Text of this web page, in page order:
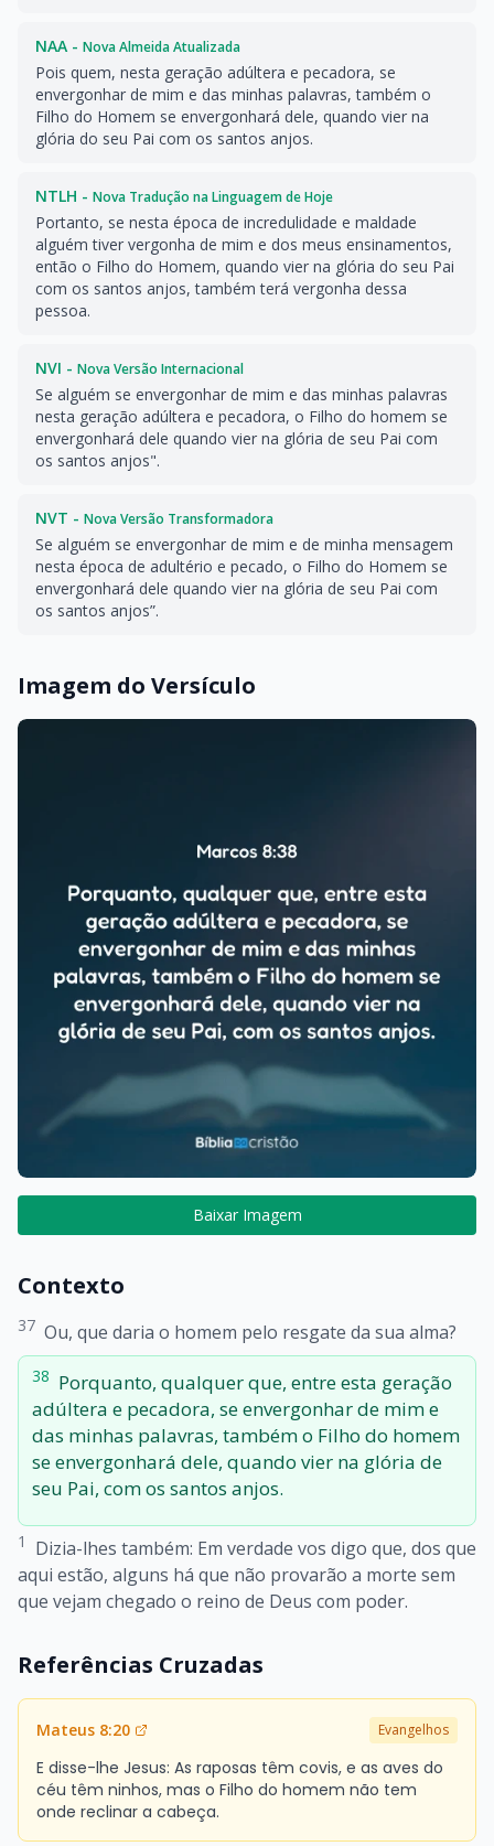
NAA - Nova Almeida Atualizada
Pois quem, nesta geração adúltera e pecadora, se
envergonhar de mim e das minhas palavras, também o
Filho do Homem se envergonhará dele, quando vier na
glória do seu Pai com os santos anjos.
NTLH - Nova Tradução na Linguagem de Hoje
Portanto, se nesta época de incredulidade e maldade
alguém tiver vergonha de mim e dos meus ensinamentos,
então o Filho do Homem, quando vier na glória do seu Pai
com os santos anjos, também terá vergonha dessa
pessoa.
NVI - Nova Versão Internacional
Se alguém se envergonhar de mim e das minhas palavras
nesta geração adúltera e pecadora, o Filho do homem se
envergonhará dele quando vier na glória de seu Pai com
os santos anjos".
NVT - Nova Versão Transformadora
Se alguém se envergonhar de mim e de minha mensagem
nesta época de adultério e pecado, o Filho do Homem se
envergonhará dele quando vier na glória de seu Pai com
os santos anjos”.
Imagem do Versículo
Baixar Imagem
Contexto
37 Ou, que daria o homem pelo resgate da sua alma?
38 Porquanto, qualquer que, entre esta geração
adúltera e pecadora, se envergonhar de mim e
das minhas palavras, também o Filho do homem
se envergonhará dele, quando vier na glória de
seu Pai, com os santos anjos.
1
Dizia-lhes também: Em verdade vos digo que, dos que
aqui estão, alguns há que não provarão a morte sem
que vejam chegado o reino de Deus com poder.
Referências Cruzadas
Mateus 8:20 Evangelhos
E disse-lhe Jesus: As raposas têm covis, e as aves do
céu têm ninhos, mas o Filho do homem não tem
onde reclinar a cabeça.